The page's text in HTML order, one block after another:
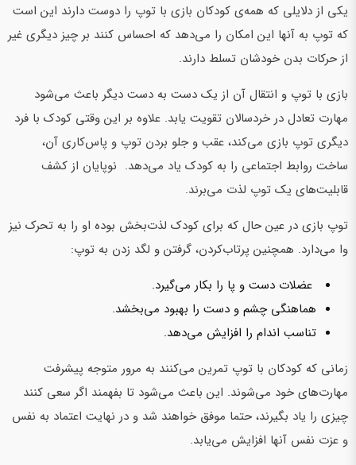
یکی از دلایلی که همه‌ی کودکان بازی با توپ را دوست دارند این است
که توپ به آنها این امکان را می‌دهد که احساس کنند بر چیز دیگری غیر
از حرکات بدن خودشان تسلط دارند.
بازی با توپ و انتقال آن از یک دست به دست دیگر باعث می‌شود
مهارت تعادل در خردسالان تقویت یابد. علاوه بر این وقتی کودک با فرد
دیگری توپ بازی می‌کند، عقب و جلو بردن توپ و پاس‌کاری آن،
ساخت روابط اجتماعی را به کودک یاد می‌دهد. نوپایان از کشف
قابلیت‌های یک توپ لذت می‌برند.
توپ بازی در عین حال که برای کودک لذت‌بخش بوده او را به تحرک نیز
وا می‌دارد. همچنین پرتاب‌کردن، گرفتن و لگد زدن به توپ:
عضلات دست و پا را بکار می‌گیرد.
هماهنگی چشم و دست را بهبود می‌بخشد.
تناسب اندام را افزایش می‌دهد.
زمانی که کودکان با توپ تمرین می‌کنند به مرور متوجه پیشرفت
مهارت‌های خود می‌شوند. این باعث می‌شود تا بفهمند اگر سعی کنند
چیزی را یاد بگیرند، حتما موفق‌ خواهند شد و در نهایت اعتماد به نفس
و عزت نفس آنها افزایش می‌یابد.